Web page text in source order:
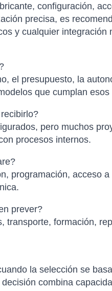
configuración,
precisa, es
y cualquier integración
el presupuesto, la
que cumplan esos
pero muchos
procesos internos.
programación, acceso
prever?
transporte, formación,
la selección se
combina